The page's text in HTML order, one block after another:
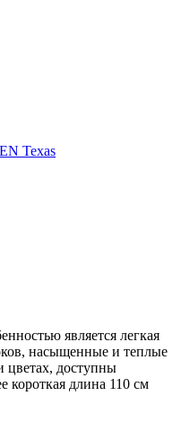
является легкая
насыщенные и теплые
цветах, доступны
короткая длина 110 см